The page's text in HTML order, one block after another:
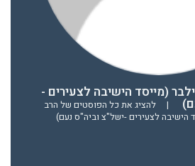
(מייסד הישיבה לצעירים -
|
להציג את כל הפוסטים של הרב
הישיבה לצעירים -ישל"צ וביה"ס נעם)